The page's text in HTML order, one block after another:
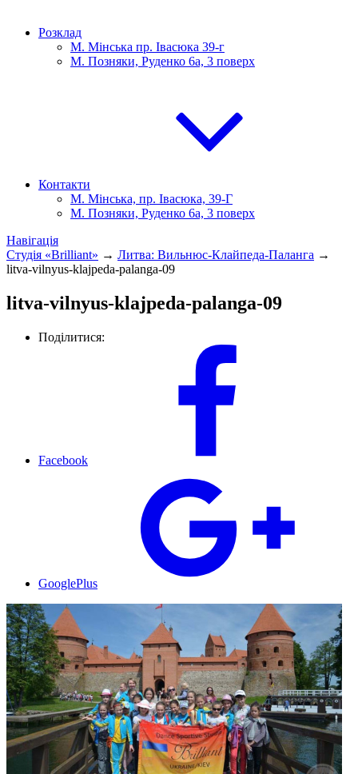
Розклад
М. Мінська пр. Івасюка 39-г
М. Позняки, Руденко 6а, 3 поверх
Контакти
М. Мінська, пр. Івасюка, 39-Г
М. Позняки, Руденко 6а, 3 поверх
Навігація
Студія «Brilliant» → Литва: Вильнюс-Клайпеда-Паланга →
litva-vilnyus-klajpeda-palanga-09
litva-vilnyus-klajpeda-palanga-09
Поділитися:
Facebook
GooglePlus